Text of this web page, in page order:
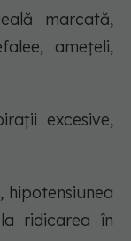
marcată,
amețeli,
excesive,
hipotensiunea
ridicarea în